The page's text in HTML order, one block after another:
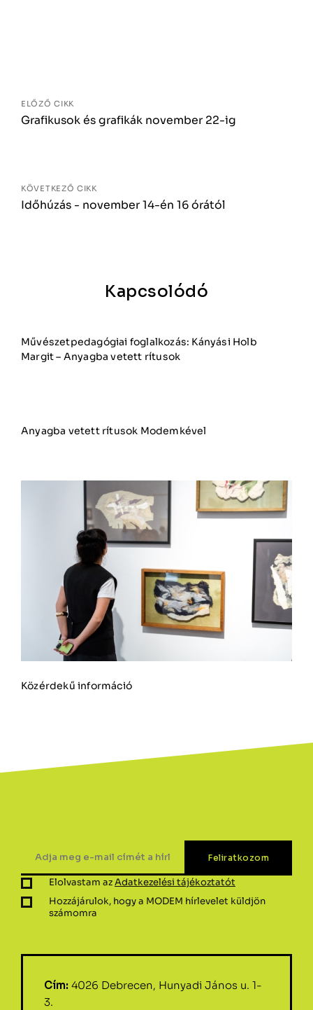
ELŐZŐ CIKK
Grafikusok és grafikák november 22-ig
KÖVETKEZŐ CIKK
Időhúzás - november 14-én 16 órától
Kapcsolódó
Művészetpedagógiai foglalkozás: Kányási Holb
Margit – Anyagba vetett rítusok
Anyagba vetett rítusok Modemkével
Közérdekű információ
Elolvastam azAdatkezelési tájékoztatót
Hozzájárulok, hogy a MODEM hírlevelet küldjön
számomra
Cím: 4026 Debrecen, Hunyadi János u. 1-
3.